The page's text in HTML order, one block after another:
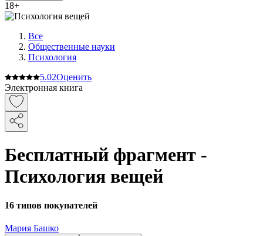
18+
Все
Общественные науки
Психология
5.02Оценить
Электронная книга
Бесплатный фрагмент -
Психология вещей
16 типов покупателей
Мария Башко